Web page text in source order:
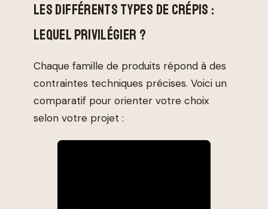
LES DIFFÉRENTS TYPES DE CRÉPIS :
LEQUEL PRIVILÉGIER ?
Chaque famille de produits répond à des
contraintes techniques précises. Voici un
comparatif pour orienter votre choix
selon votre projet :